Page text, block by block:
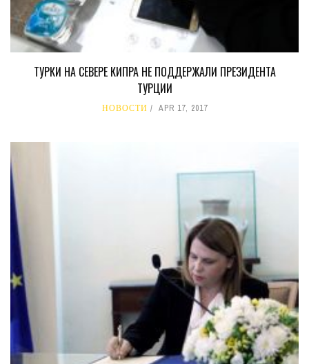
ТУРКИ НА СЕВЕРЕ КИПРА НЕ ПОДДЕРЖАЛИ ПРЕЗИДЕНТА
ТУРЦИИ
НОВОСТИ APR 17, 2017